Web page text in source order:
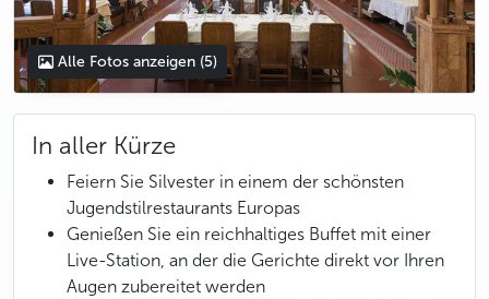
Alle Fotos anzeigen (5)
In aller Kürze
Feiern Sie Silvester in einem der schönsten
Jugendstilrestaurants Europas
Genießen Sie ein reichhaltiges Buffet mit einer
Live-Station, an der die Gerichte direkt vor Ihren
Augen zubereitet werden